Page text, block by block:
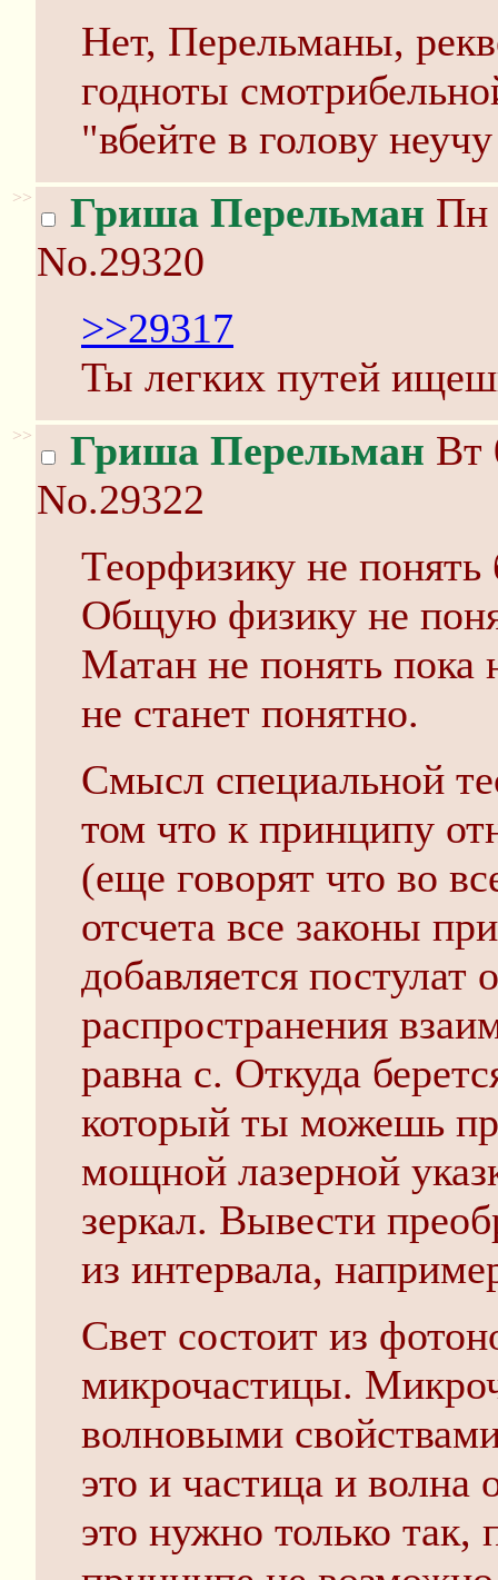
Нет, Перельманы,
годноты
"вбейте в голову
>> Гриша Перельман Пн
No.29320
>>29317
Ты легких путей
>> Гриша Перельман Вт
No.29322
Теорфизику не
Общую физику не
Матан не понять пока
не станет понятно.
Смысл специальной
том что к принципу
(еще говорят что во
отсчета все законы
добавляется постулат
распространения
равна c. Откуда
который ты можешь
мощной лазерной
зеркал. Вывести
из интервала,
Свет состоит из
микрочастицы.
волновыми
это и частица и
это нужно только так,